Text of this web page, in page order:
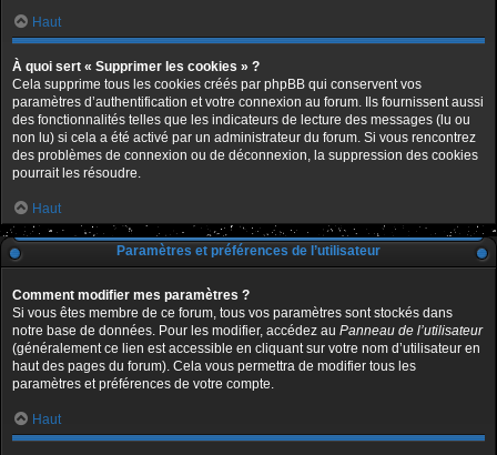
Haut
À quoi sert « Supprimer les cookies » ?
Cela supprime tous les cookies créés par phpBB qui conservent vos
paramètres d’authentification et votre connexion au forum. Ils fournissent aussi
des fonctionnalités telles que les indicateurs de lecture des messages (lu ou
non lu) si cela a été activé par un administrateur du forum. Si vous rencontrez
des problèmes de connexion ou de déconnexion, la suppression des cookies
pourrait les résoudre.
Haut
Paramètres et préférences de l’utilisateur
Comment modifier mes paramètres ?
Si vous êtes membre de ce forum, tous vos paramètres sont stockés dans
notre base de données. Pour les modifier, accédez au Panneau de l’utilisateur
(généralement ce lien est accessible en cliquant sur votre nom d’utilisateur en
haut des pages du forum). Cela vous permettra de modifier tous les
paramètres et préférences de votre compte.
Haut